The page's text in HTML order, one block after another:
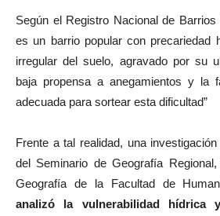
Según el Registro Nacional de
es un barrio popular con precariedad
irregular del suelo, agravado por su
baja propensa a anegamientos y la
adecuada para sortear esta dificultad”
Frente a tal realidad, una
del Seminario de Geografía
Geografía de la Facultad de
analizó la vulnerabilidad